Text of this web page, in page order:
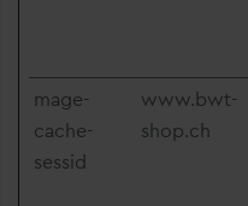
mage-
cache-
sessid
www.bwt-
shop.ch